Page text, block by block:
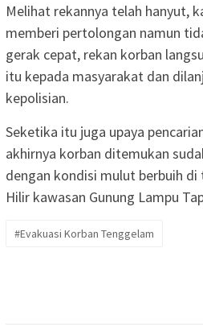
Melihat rekannya telah hanyut,
memberi pertolongan namun
gerak cepat, rekan korban
itu kepada masyarakat dan
kepolisian.
Seketika itu juga upaya
akhirnya korban ditemukan
dengan kondisi mulut berbuih di
Hilir kawasan Gunung Lampu
#Evakuasi Korban Tenggelam